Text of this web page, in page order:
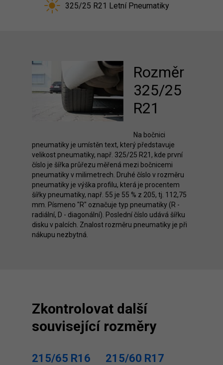
325/25 R21 Letní Pneumatiky
Rozměr
325/25
R21
Na bočnici
pneumatiky je umístěn text, který představuje
velikost pneumatiky, např. 325/25 R21, kde první
číslo je šířka průřezu měřená mezi bočnicemi
pneumatiky v milimetrech. Druhé číslo v rozměru
pneumatiky je výška profilu, která je procentem
šířky pneumatiky, např. 55 je 55 % z 205, tj. 112,75
mm. Písmeno "R" označuje typ pneumatiky (R -
radiální, D - diagonální). Poslední číslo udává šířku
disku v palcích. Znalost rozměru pneumatiky je při
nákupu nezbytná.
Zkontrolovat další
související rozměry
215/65 R16 215/60 R17